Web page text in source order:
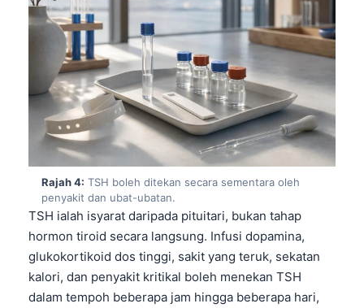
Rajah 4: TSH boleh ditekan secara sementara oleh
penyakit dan ubat-ubatan.
TSH ialah isyarat daripada pituitari, bukan tahap
hormon tiroid secara langsung. Infusi dopamina,
glukokortikoid dos tinggi, sakit yang teruk, sekatan
kalori, dan penyakit kritikal boleh menekan TSH
dalam tempoh beberapa jam hingga beberapa hari,